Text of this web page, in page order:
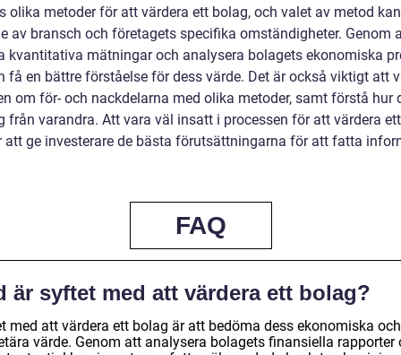
olika metoder för att värdera ett bolag, och valet av metod
av bransch och företagets specifika omständigheter. Genom
kvantitativa mätningar och analysera bolagets ekonomiska
få en bättre förståelse för dess värde. Det är också viktigt att
om för- och nackdelarna med olika metoder, samt förstå hur
från varandra. Att vara väl insatt i processen för att värdera
att ge investerare de bästa förutsättningarna för att fatta
FAQ
är syftet med att värdera ett bolag?
med att värdera ett bolag är att bedöma dess ekonomiska och
värde. Genom att analysera bolagets finansiella rapporter